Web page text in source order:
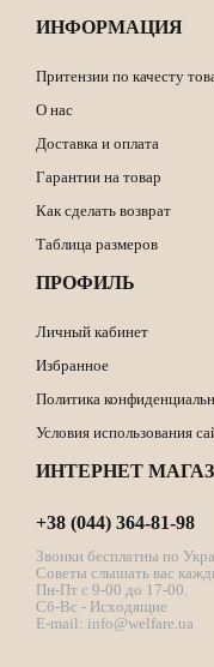
ИНФОРМАЦИЯ
Притензии по качесту
О нас
Доставка и оплата
Гарантии на товар
Как сделать возврат
Таблица размеров
ПРОФИЛЬ
Личный кабинет
Избранное
Политика
Условия использования
ИНТЕРНЕТ
+38 (044) 364-81-98
Звонки бесплатны по
Советы слышать вас
Пн-Пт с 9-00 до 17-00.
Сб-Вс - Исходящие
E-mail: info@welfare.ua